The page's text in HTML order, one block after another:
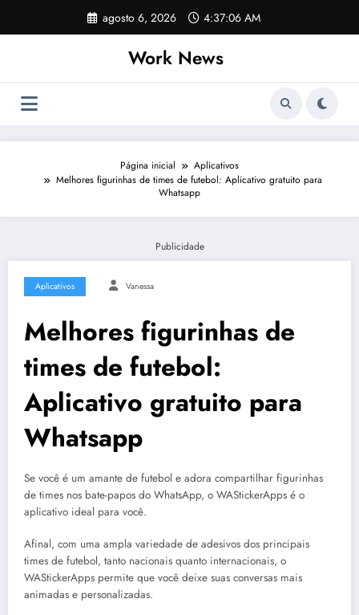
o
agosto 6, 2026 4:37:06 AM
Work News
Página inicial
Aplicativos
Melhores figurinhas de times de futebol: Aplicativo gratuito para
Whatsapp
Publicidade
Aplicativos Vanessa
Melhores figurinhas de
times de futebol:
Aplicativo gratuito para
Whatsapp
Se você é um amante de futebol e adora compartilhar figurinhas
de times nos bate-papos do WhatsApp, o WAStickerApps é o
aplicativo ideal para você.
Afinal, com uma ampla variedade de adesivos dos principais
times de futebol, tanto nacionais quanto internacionais, o
WAStickerApps permite que você deixe suas conversas mais
animadas e personalizadas.